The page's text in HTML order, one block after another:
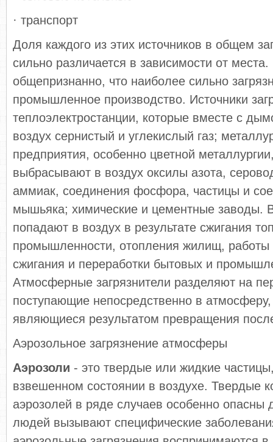
· транспорт
Доля каждого из этих источников в общем
сильно различается в зависимости от
общепризнанно, что наиболее сильно
промышленное производство. Источники
теплоэлектростанции, которые вместе с
воздух сернистый и углекислый газ;
предприятия, особенно цветной
выбрасывают в воздух оксилы азота,
аммиак, соединения фосфора, частицы и
мышьяка; химические и цементные заводы.
попадают в воздух в результате сжигания
промышленности, отопления жилищ, работы
сжигания и переработки бытовых и
Атмосферные загрязнители разделяют на
поступающие непосредственно в
являющиеся результатом превращения
Аэрозольное загрязнение атмосферы
Аэрозоли - это твердые или жидкие
взвешенном состоянии в воздухе. Твердые
аэрозолей в ряде случаев особенно опасны
людей вызывают специфические